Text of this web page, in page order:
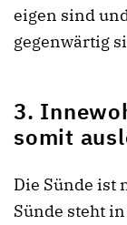
eigen sind
gegenwärtig
3.
somit
Die Sünde ist
Sünde steht